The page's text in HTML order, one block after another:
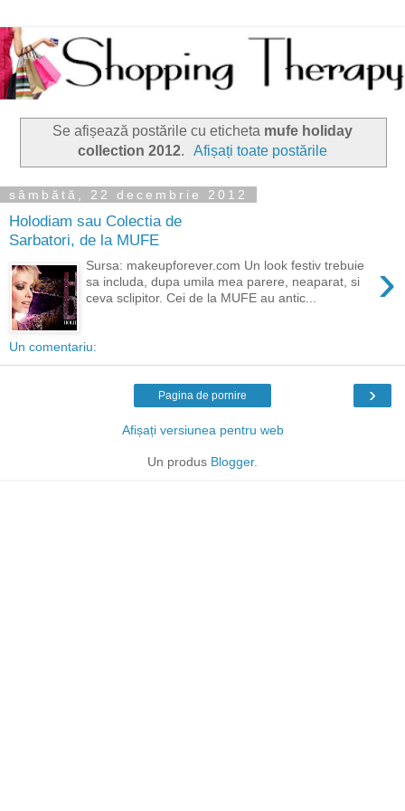
Se afișează postările cu eticheta mufe holiday
collection 2012. Afișați toate postările
sâmbătă, 22 decembrie 2012
Holodiam sau Colectia de
Sarbatori, de la MUFE
›
Sursa: makeupforever.com Un look festiv trebuie
sa includa, dupa umila mea parere, neaparat, si
ceva sclipitor. Cei de la MUFE au antic...
Un comentariu:
›
Pagina de pornire
Afișați versiunea pentru web
Un produs Blogger.